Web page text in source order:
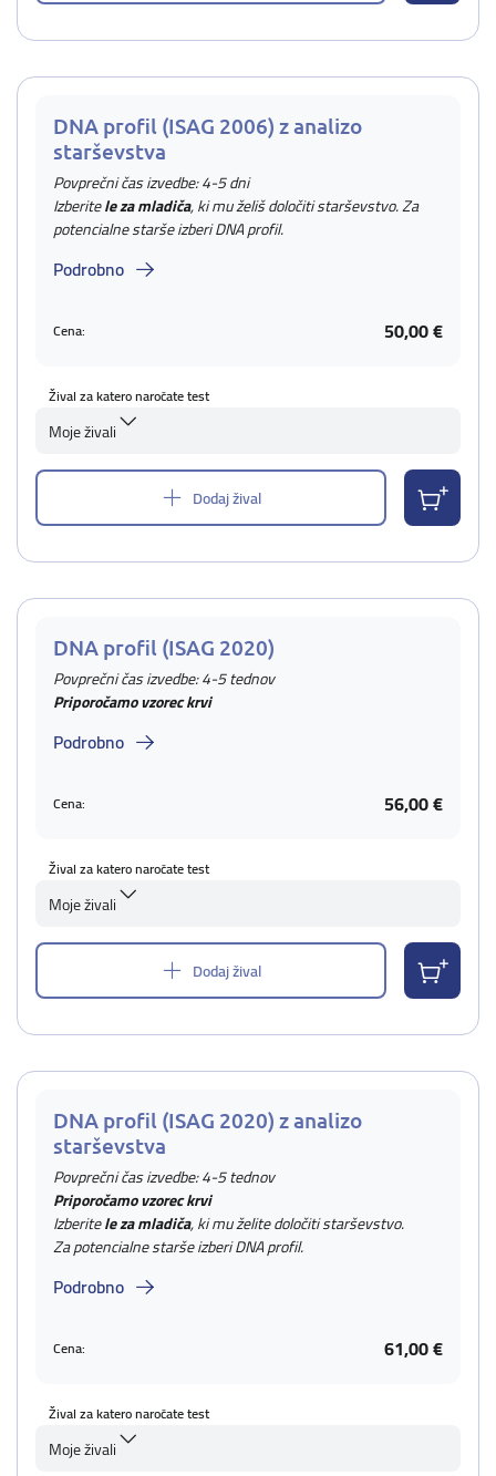
DNA profil (ISAG 2006) z analizo
starševstva
Povprečni čas izvedbe: 4-5 dni
Izberitele za mladiča, ki mu želiš določiti starševstvo. Za
potencialne starše izberi DNA profil.
Podrobno
Cena: 50,00 €
Žival za katero naročate test
Moje živali
Dodaj žival
DNA profil (ISAG 2020)
Povprečni čas izvedbe: 4-5 tednov
Priporočamo vzorec krvi
Podrobno
Cena: 56,00 €
Žival za katero naročate test
Moje živali
Dodaj žival
DNA profil (ISAG 2020) z analizo
starševstva
Povprečni čas izvedbe: 4-5 tednov
Priporočamo vzorec krvi
Izberitele za mladiča, ki mu želite določiti starševstvo.
Za potencialne starše izberi DNA profil.
Podrobno
Cena: 61,00 €
Žival za katero naročate test
Moje živali